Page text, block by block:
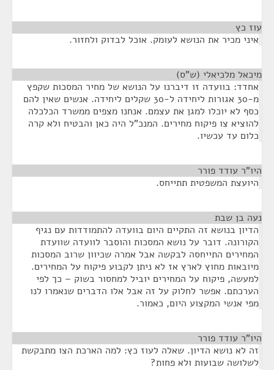
עוז כץ
איני מכיר את הנושא לעומק. אוכל לבדוק ולחזור.
מיכאל מלכיאלי (ש"ס)
אחדד: בוועדה זו דיברנו על הנושא של מחיר המסכות שקפץ
מ-30 אגורות ליחידה ל-30 שקלים ליחידה. אנשים שאין להם
כסף לא יוכלו למגן את עצמם. אנחנו מצפים ממשרד הכלכלה
להוציא צו פיקוח מחירים. המנכ"ל היה כאן והבטיח ולא קרה
כלום עד עכשיו.
היו"ר עודד פורר
היועצת המשפטית תתייחס.
נעה בן שבת
הדיון בנושא זה התקיים היום בוועדה להתמודדות עם נגיף
הקורונה. דובר על נושא המסכות והוסבר לוועדה שוועדת
המחירים התייחסה לבקשה אבל אמרה שכיוון שרוב המסכות
מיובאות מחוץ לארץ אז לא ניתן לקבוע פיקוח על המחירים.
למעשה, פיקוח על המחירים יוביל למחסור בשוק – כך לפי
הערכתם. אפשר לחלוק על זה אבל אלו הדברים שנאמרו לנו
מפי אנשי המקצוע היום, כאמור.
היו"ר עודד פורר
זה לא נושא הדיון. שאלה לעוז כץ: למה הארכת הצו מתבקשת
לשלושה שבועות ולא פחות?